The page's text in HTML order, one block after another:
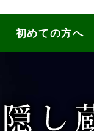
初めての方へ